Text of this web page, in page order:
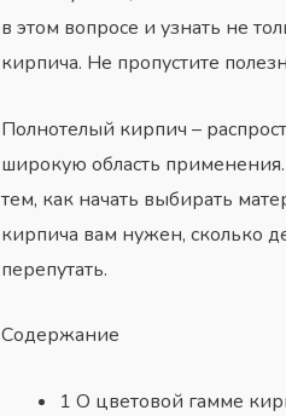
в этом вопросе и узнать не
кирпича. Не пропустите
Полнотелый кирпич –
широкую область применения.
тем, как начать выбирать
кирпича вам нужен, сколько
перепутать.
Содержание
1 О цветовой гамме